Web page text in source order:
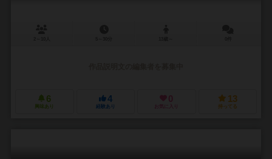
6
興味あり
4
経験あり
0
お気に入り
13
持ってる